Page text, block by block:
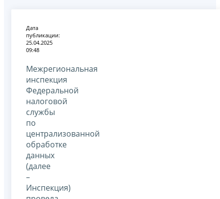
Дата
публикации:
25.04.2025
09:48
Межрегиональная
инспекция
Федеральной
налоговой
службы
по
централизованной
обработке
данных
(далее
–
Инспекция)